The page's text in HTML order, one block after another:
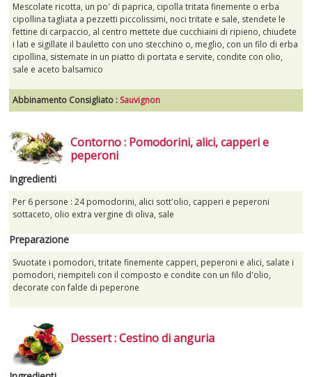
Mescolate ricotta, un po' di paprica, cipolla tritata finemente o erba
cipollina tagliata a pezzetti piccolissimi, noci tritate e sale, stendete le
fettine di carpaccio, al centro mettete due cucchiaini di ripieno, chiudete
i lati e sigillate il bauletto con uno stecchino o, meglio, con un filo di erba
cipollina, sistemate in un piatto di portata e servite, condite con olio,
sale e aceto balsamico
Abbinamento Consigliato : Sauvignon
Contorno : Pomodorini, alici, capperi e
peperoni
Ingredienti
Per 6 persone : 24 pomodorini, alici sott'olio, capperi e peperoni
sottaceto, olio extra vergine di oliva, sale
Preparazione
Svuotate i pomodori, tritate finemente capperi, peperoni e alici, salate i
pomodori, riempiteli con il composto e condite con un filo d'olio,
decorate con falde di peperone
Dessert : Cestino di anguria